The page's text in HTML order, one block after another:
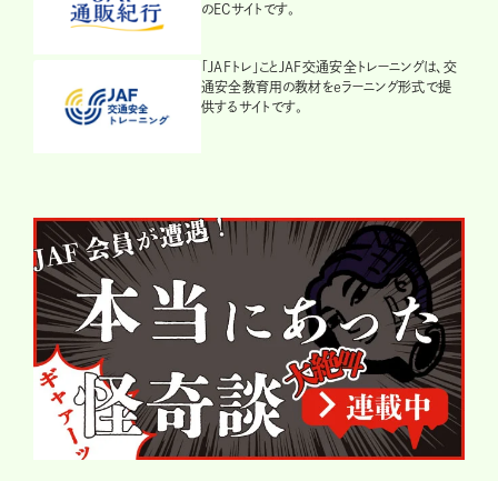
のECサイトです。
「JAFトレ」ことJAF交通安全トレーニングは、交
通安全教育用の教材をeラーニング形式で提
供するサイトです。